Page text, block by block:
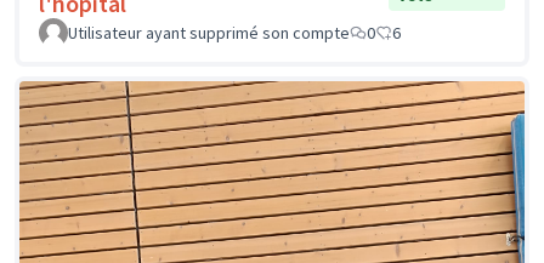
Utilisateur ayant supprimé son compte
0 6